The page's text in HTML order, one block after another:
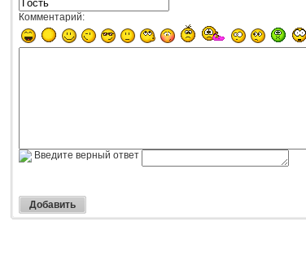
Комментарий:
Введите верный ответ